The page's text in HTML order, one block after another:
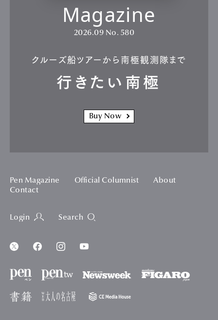
Pen Meet
Magazine
2026.09 No. 580
クルーズ船ツアーから南極観測隊まで
行きたい南極
Buy Now
Pen Magazine Official Columnist
About
Contact
Login Search